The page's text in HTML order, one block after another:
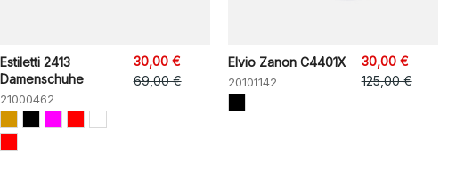
Estiletti 2413
Damenschuhe
21000462
30,00 €
69,00 €
Elvio Zanon C4401X
20101142
30,00 €
125,00 €